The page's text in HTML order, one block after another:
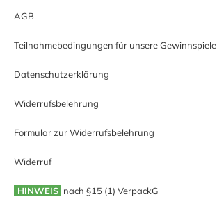
AGB
Teilnahmebedingungen für unsere Gewinnspiele
Datenschutzerklärung
Widerrufsbelehrung
Formular zur Widerrufsbelehrung
Widerruf
HINWEIS nach §15 (1) VerpackG